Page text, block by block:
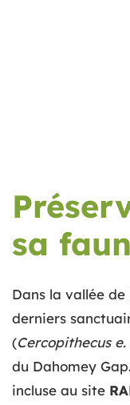
sa
Dans la vallée
derniers
(Cercopithecus
du Dahomey
incluse au site